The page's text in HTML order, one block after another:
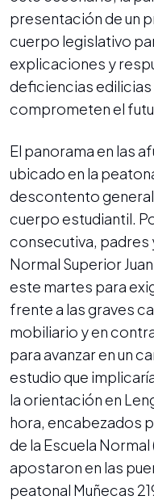
presentación de un
cuerpo legislativo
explicaciones y
deficiencias
comprometen el
El panorama en las
ubicado en la
descontento
cuerpo estudiantil.
consecutiva, padres
Normal Superior
este martes para
frente a las graves
mobiliario y en
para avanzar en un
estudio que
la orientación en
hora, encabezados
de la Escuela
apostaron en las
peatonal Muñecas